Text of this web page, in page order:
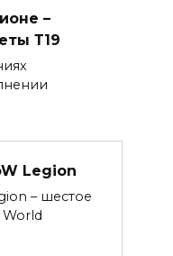
–
Т19
Legion
– шестое